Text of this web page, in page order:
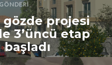
gözde projesi
3’üncü etap
başladı